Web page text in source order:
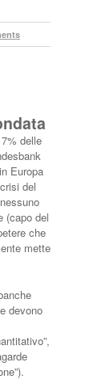
delle
Europa
del
(capo del
che
mette
devono